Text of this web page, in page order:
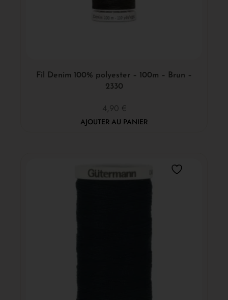
Fil Denim 100% polyester – 100m – Brun –
2330
4,90 €
AJOUTER AU PANIER